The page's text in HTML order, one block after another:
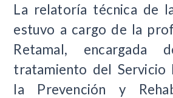
La relatoría técnica de
estuvo a cargo de la
Retamal, encargada
tratamiento del Servicio
la Prevención y